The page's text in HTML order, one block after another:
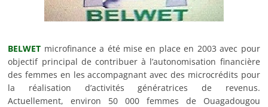
BELWET microfinance a été mise en place en 2003 avec pour
objectif principal de contribuer à l’autonomisation financière
des femmes en les accompagnant avec des microcrédits pour
la réalisation d’activités génératrices de revenus.
Actuellement, environ 50 000 femmes de Ouagadougou